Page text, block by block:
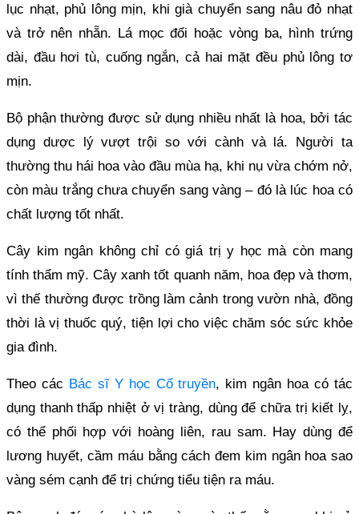
lục nhạt, phủ lông mịn, khi già chuyển sang nâu đỏ nhạt
và trở nên nhẵn. Lá mọc đối hoặc vòng ba, hình trứng
dài, đầu hơi tù, cuống ngắn, cả hai mặt đều phủ lông tơ
mịn.
Bộ phận thường được sử dụng nhiều nhất là hoa, bởi tác
dụng dược lý vượt trội so với cành và lá. Người ta
thường thu hái hoa vào đầu mùa hạ, khi nụ vừa chớm nở,
còn màu trắng chưa chuyển sang vàng – đó là lúc hoa có
chất lượng tốt nhất.
Cây kim ngân không chỉ có giá trị y học mà còn mang
tính thẩm mỹ. Cây xanh tốt quanh năm, hoa đẹp và thơm,
vì thế thường được trồng làm cảnh trong vườn nhà, đồng
thời là vị thuốc quý, tiện lợi cho việc chăm sóc sức khỏe
gia đình.
Theo các Bác sĩ Y học Cổ truyền, kim ngân hoa có tác
dụng thanh thấp nhiệt ở vị tràng, dùng để chữa trị kiết lỵ,
có thể phối hợp với hoàng liên, rau sam. Hay dùng để
lương huyết, cầm máu bằng cách đem kim ngân hoa sao
vàng sém cạnh để trị chứng tiểu tiện ra máu.